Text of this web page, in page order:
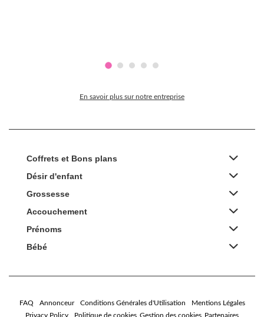
En savoir plus sur notre entreprise
Coffrets et Bons plans
Désir d'enfant
Grossesse
Accouchement
Prénoms
Bébé
FAQ Annonceur Conditions Générales d'Utilisation
Mentions Légales
Privacy Policy
Politique de cookies Gestion des cookies Partenaires